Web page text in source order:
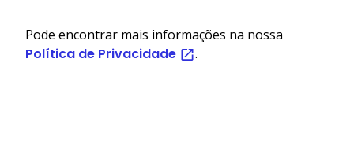
Pode encontrar mais informações na nossa
Política de Privacidade .